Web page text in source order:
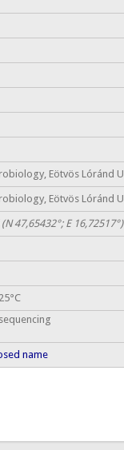
Eötvös Lóránd
Eötvös Lóránd
47,65432°; E
name